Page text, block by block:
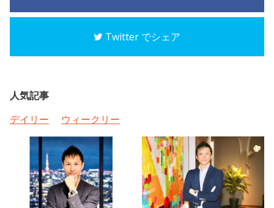
Twitter でシェア
人気記事
デイリー
ウィークリー